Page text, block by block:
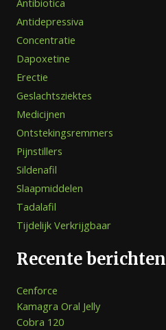
Antibiotica
Antidepressiva
Concentratie
Dapoxetine
Erectie
Geslachtsziektes
Medicijnen
Ontstekingsremmers
Pijnstillers
Sildenafil
Slaapmiddelen
Tadalafil
Tijdelijk Verkrijgbaar
Recente berichten
Cenforce
Kamagra Oral Jelly
Cobra 120